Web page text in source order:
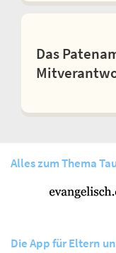
Das
Alles zum Thema
Die App für Eltern